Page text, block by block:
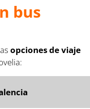
bus
opciones de viaje